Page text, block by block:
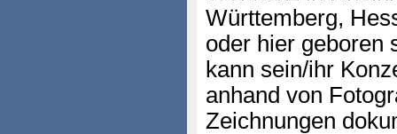
Württemberg,
oder hier geboren
kann sein/ihr
anhand von
Zeichnungen